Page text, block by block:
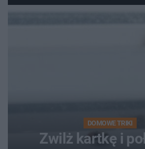
problemie.
DOMOWE TRIKI
Zwilż kartkę i